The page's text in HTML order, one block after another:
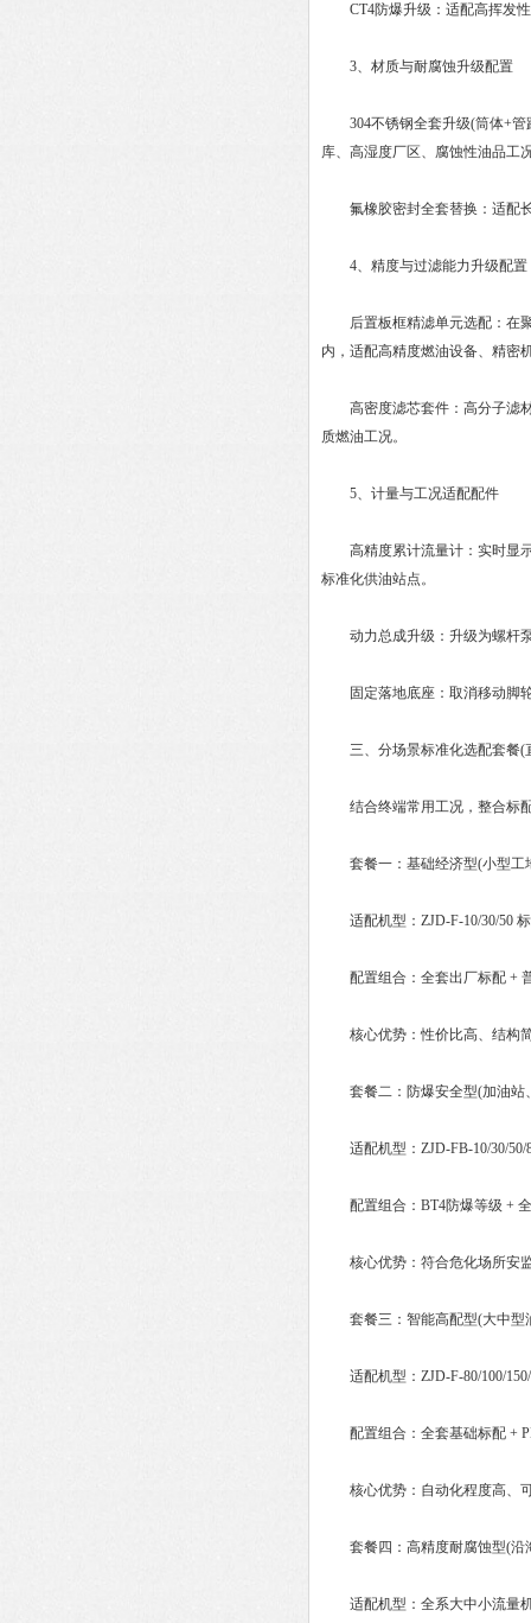
CT4防爆升级：适配高挥发性
3、材质与耐腐蚀升级配置
304不锈钢全套升级(筒体+管
库、高湿度厂区、腐蚀性油品工
氟橡胶密封全套替换：适配长
4、精度与过滤能力升级配置
后置板框精滤单元选配：在聚
内，适配高精度燃油设备、精密
高密度滤芯套件：高分子滤材
质燃油工况。
5、计量与工况适配配件
高精度累计流量计：实时显示
标准化供油站点。
动力总成升级：升级为螺杆泵
固定落地底座：取消移动脚轮
三、分场景标准化选配套餐(
结合终端常用工况，整合标配
套餐一：基础经济型(小型工
适配机型：ZJD-F-10/30/50
配置组合：全套出厂标配 +
核心优势：性价比高、结构简
套餐二：防爆安全型(加油站
适配机型：ZJD-FB-10/30/50/
配置组合：BT4防爆等级 + 全
核心优势：符合危化场所安监
套餐三：智能高配型(大中型
适配机型：ZJD-F-80/100/150/
配置组合：全套基础标配 +
核心优势：自动化程度高、可
套餐四：高精度耐腐蚀型(沿
适配机型：全系大中小流量